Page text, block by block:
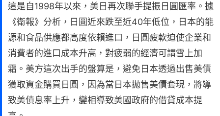
這是自1998年以來，美日再次聯手提振日圓匯率。據
《衛報》分析，日圓近來跌至近40年低位，日本的能
源和食品供應都高度依賴進口，日圓疲軟迫使企業和
消費者的進口成本升高，對疲弱的經濟可謂雪上加
霜。美方這次出手的盤算是，避免日本透過出售美債
獲取資金購買日圓，因為當日本拋售美債套現，將導
致美債息率上升，變相導致美國政府的借貸成本提